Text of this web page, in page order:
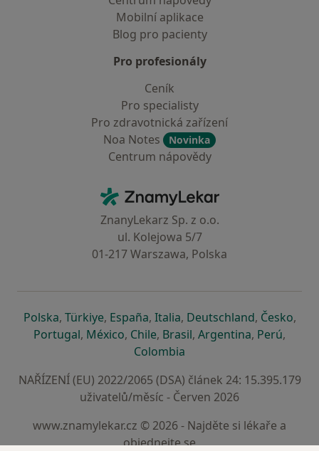
Mobilní aplikace
Blog pro pacienty
Pro profesionály
Ceník
Pro specialisty
Pro zdravotnická zařízení
Noa Notes
Novinka
Centrum nápovědy
ZnamyLekar - Hlavní stránka
ZnanyLekarz Sp. z o.o.
ul. Kolejowa 5/7
01-217 Warszawa, Polska
Polskase otevře v nové záložce
, Türkiyese otevře v nové záložce
, Españase otevře v nové záložce
, Italiase otevře v nové záložce
, Deutschlandse otevře v
, Českose
,
Portugalse otevře v nové záložce
, Méxicose otevře v nové záložce
, Chilese otevře v nové záložce
, Brasilse otevře v nové
, Argentinase otevře v
, Perúse
,
Colombia
NAŘÍZENÍ (EU) 2022/2065 (DSA) článek 24: 15.395.179
uživatelů/měsíc - Červen 2026
www.znamylekar.cz © 2026 - Najděte si lékaře a
objednejte se